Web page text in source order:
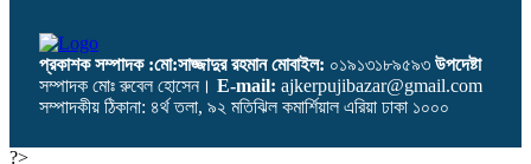
প্রকাশক সম্পাদক :মো:সাজ্জাদুর রহমান মোবাইল: ০১৯১৩১৮৯৫৯৩ উপদেষ্টা
সম্পাদক মোঃ রুবেল হোসেন। E-mail: ajkerpujibazar@gmail.com
সম্পাদকীয় ঠিকানা: ৪র্থ তলা, ৯২ মতিঝিল কমার্শিয়াল এরিয়া ঢাকা ১০০০
?>